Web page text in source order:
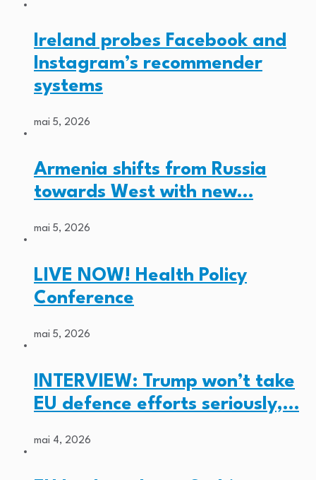
Ireland probes Facebook and
Instagram’s recommender
systems
mai 5, 2026
Armenia shifts from Russia
towards West with new…
mai 5, 2026
LIVE NOW! Health Policy
Conference
mai 5, 2026
INTERVIEW: Trump won’t take
EU defence efforts seriously,…
mai 4, 2026